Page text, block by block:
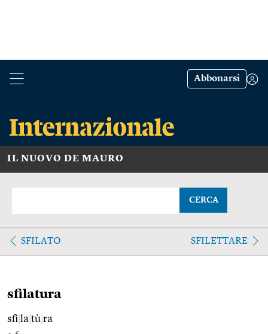
Abbonarsi
IL NUOVO DE MAURO
CERCA
SFILATO SFILETTARE
sfilatura
sfi la tù ra